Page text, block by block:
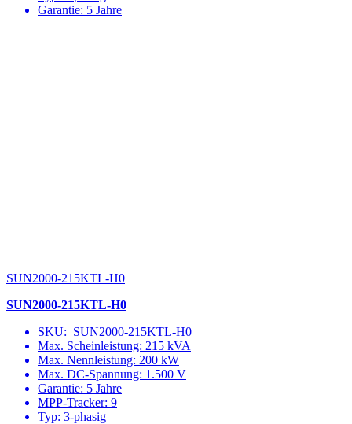
Garantie: 5 Jahre
SUN2000-215KTL-H0
SUN2000-215KTL-H0
SKU: SUN2000-215KTL-H0
Max. Scheinleistung: 215 kVA
Max. Nennleistung: 200 kW
Max. DC-Spannung: 1.500 V
Garantie: 5 Jahre
MPP-Tracker: 9
Typ: 3-phasig